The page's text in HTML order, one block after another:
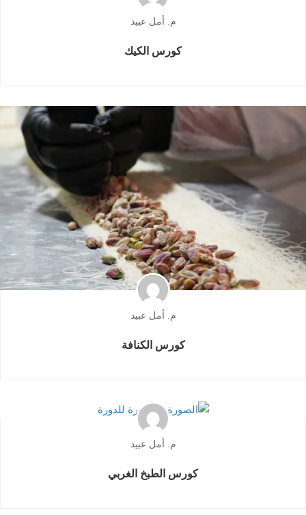
م. أمل عبيد
كورس الكيك
م. أمل عبيد
كورس الكنافة
م. أمل عبيد
كورس الطبخ الغربي